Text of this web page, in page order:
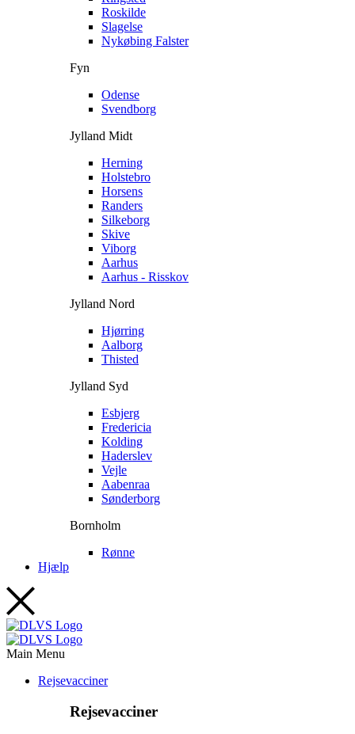
Roskilde
Slagelse
Nykøbing Falster
Fyn
Odense
Svendborg
Jylland Midt
Herning
Holstebro
Horsens
Randers
Silkeborg
Skive
Viborg
Aarhus
Aarhus - Risskov
Jylland Nord
Hjørring
Aalborg
Thisted
Jylland Syd
Esbjerg
Fredericia
Kolding
Haderslev
Vejle
Aabenraa
Sønderborg
Bornholm
Rønne
Hjælp
Main Menu
Rejsevacciner
Rejsevacciner